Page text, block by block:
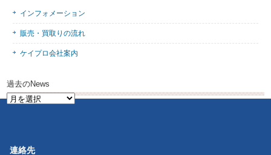
インフォメーション
販売・買取りの流れ
ケイプロ会社案内
過去のNews
過
連絡先